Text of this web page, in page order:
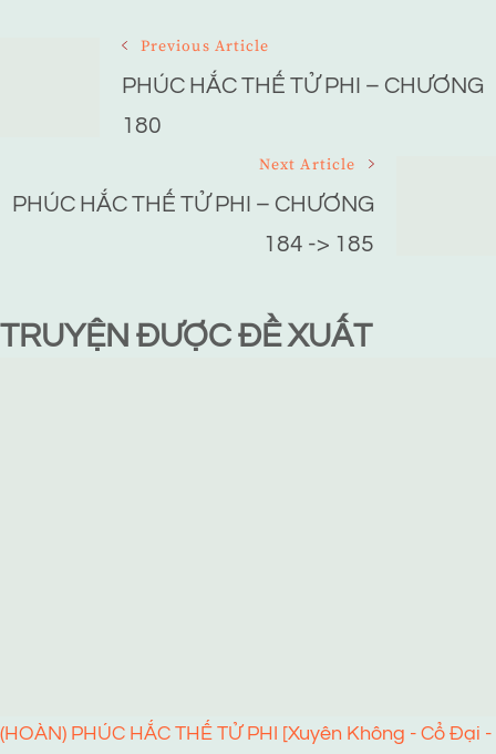
Navigation
Previous Article
PHÚC HẮC THẾ TỬ PHI – CHƯƠNG
180
Next Article
PHÚC HẮC THẾ TỬ PHI – CHƯƠNG
184 -> 185
TRUYỆN ĐƯỢC ĐỀ XUẤT
(HOÀN) PHÚC HẮC THẾ TỬ PHI [Xuyên Không - Cổ Đại -